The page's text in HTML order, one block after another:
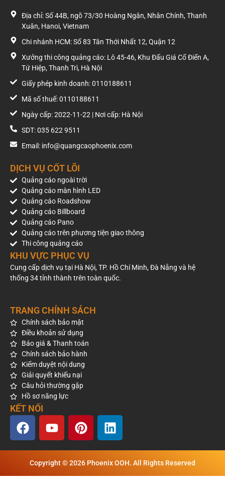
Địa chỉ: Số 44B, ngõ 73/30 Hoàng Ngân, Nhân Chính, Thanh
Xuân, Hanoi, Vietnam
Chi nhánh HCM: Số 83 Tân Thới Nhất 12, Quận 12
Xưởng thi công quảng cáo: Lô 45-46, Khu Đấu Giá Cổ Điển A,
Tứ Hiệp, Thanh Trì, Hà Nội
Giấy phép kinh doanh: 0110188611
Mã số thuế: 0110188611
Ngày cấp: 2022-11-22 | Nơi cấp: Hà Nội
SDT: 035 622 9511
Email: info@quangcaophoenix.com
DỊCH VỤ CỐT LÕI
Quảng cáo ngoài trời
Quảng cáo màn hình LED
Quảng cáo Roadshow
Quảng cáo Billboard
Quảng cáo Pano
Quảng cáo trên phương tiện giao thông
Thi công quảng cáo
KHU VỰC PHỤC VỤ
Cung cấp dịch vụ tại Hà Nội, TP. Hồ Chí Minh, Đà Nẵng và hệ
thống 34 tỉnh thành trên toàn quốc.
TRANG CHÍNH SÁCH
Chính sách bảo mật
Điều khoản sử dụng
Báo giá & Thanh toán
Chính sách bảo hành
Kiểm duyệt nội dung
Giải quyết khiếu nại
Câu hỏi thường gặp
Hồ sơ năng lực
KẾT NỐI
Copyright © 2026 Phoenix OOH. All Rights Reserved